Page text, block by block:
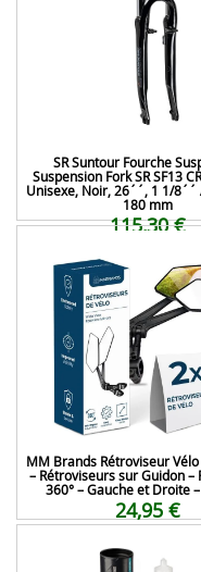
SR Suntour Fourche
Suspension Fork SR SF13
Unisexe, Noir, 26´´, 1 1/8´´
180 mm
115,30 €
MM Brands Rétroviseur
– Rétroviseurs sur Guidon –
360° – Gauche et Droite
24,95 €